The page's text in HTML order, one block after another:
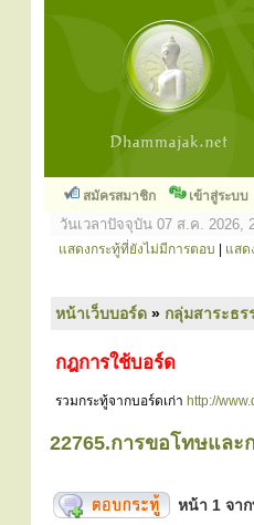
สมัครสมาชิก เข้าสู่ระบบ
วันเวลาปัจจุบัน 07 ส.ค. 2026,
แสดงกระทู้ที่ยังไม่มีการตอบ แสด
หน้าเว็บบอร์ด » กลุ่มสาระธร
กฎการใช้บอร์ด
รวมกระทู้จากบอร์ดเก่า http://
22765.การขอโทษแล
หน้า 1 จา